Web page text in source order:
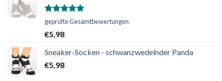
Bewertet
von 5
geprüfte Gesamtbewertungen
€5,98
Sneaker-Socken - schwanzwedelnder Panda
€5,98